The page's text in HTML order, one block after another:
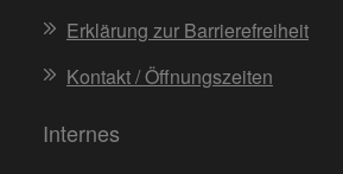
Erklärung zur Barrierefreiheit
Kontakt / Öffnungszeiten
Internes